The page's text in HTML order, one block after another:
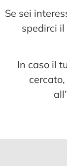
Se sei
spedirci
In caso il